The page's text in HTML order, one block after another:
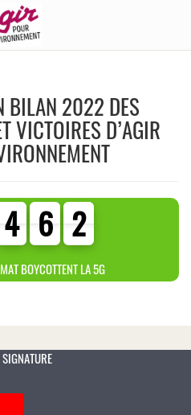
BILAN 2022 DES
VICTOIRES D’AGIR
4
6
4 6
5
6 2
3
2
BOYCOTTENT LA 5G